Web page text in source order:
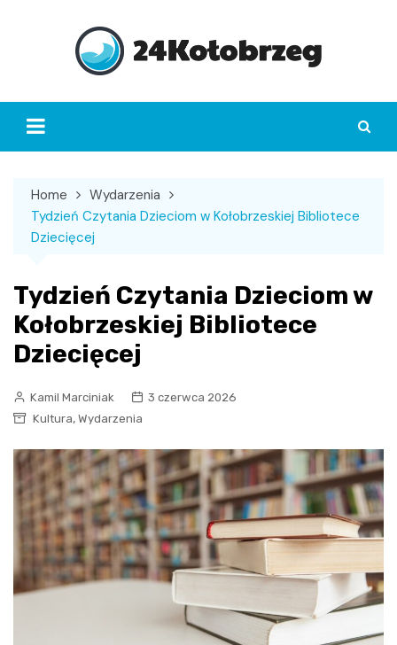
Home
Wydarzenia
Tydzień Czytania Dzieciom w Kołobrzeskiej Bibliotece
Dziecięcej
Tydzień Czytania Dzieciom w
Kołobrzeskiej Bibliotece
Dziecięcej
Kamil Marciniak
3 czerwca 2026
Kultura, Wydarzenia